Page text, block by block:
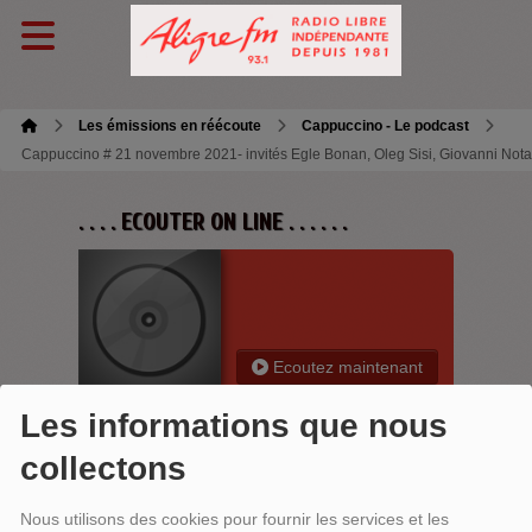
Les informations que nous
collectons
Nous utilisons des cookies pour fournir les services et les
Les émissions en réécoute
Cappuccino - Le podcast
Cappuccino # 21 novembre 2021- invités Egle Bonan, Oleg Sisi, Giovanni
. . . . ECOUTER ON LINE . . . . . .
Ecoutez maintenant
CAPPUCCINO # 21 NOVEMBRE 2021-